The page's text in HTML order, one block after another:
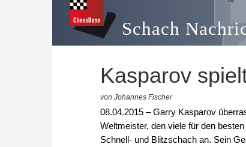
Schach
Kasparov
von Johannes Fischer
08.04.2015 – Garry Kasparov
Weltmeister, den viele für den
Schnell- und Blitzschach an. Sein